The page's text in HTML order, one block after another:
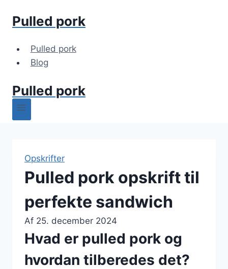
Pulled pork
Pulled pork
Blog
Pulled pork
Opskrifter
Pulled pork opskrift til
perfekte sandwich
Af 25. december 2024
Hvad er pulled pork og
hvordan tilberedes det?